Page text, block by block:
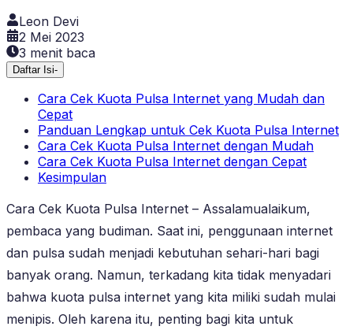
Leon Devi
2 Mei 2023
3 menit baca
Daftar Isi-
Cara Cek Kuota Pulsa Internet yang Mudah dan
Cepat
Panduan Lengkap untuk Cek Kuota Pulsa Internet
Cara Cek Kuota Pulsa Internet dengan Mudah
Cara Cek Kuota Pulsa Internet dengan Cepat
Kesimpulan
Cara Cek Kuota Pulsa Internet – Assalamualaikum,
pembaca yang budiman. Saat ini, penggunaan internet
dan pulsa sudah menjadi kebutuhan sehari-hari bagi
banyak orang. Namun, terkadang kita tidak menyadari
bahwa kuota pulsa internet yang kita miliki sudah mulai
menipis. Oleh karena itu, penting bagi kita untuk